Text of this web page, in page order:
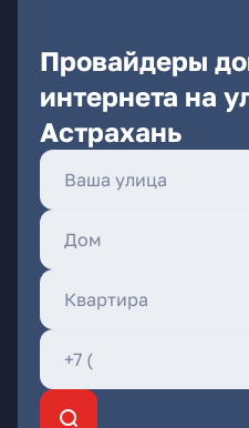
Провайдеры
интернета на
Астрахань